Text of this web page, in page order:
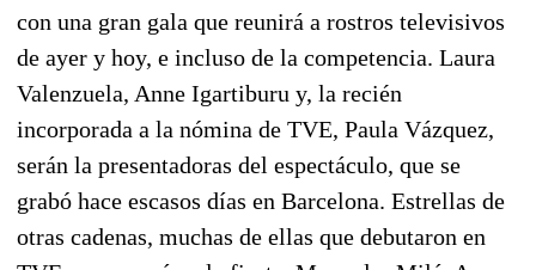
con una gran gala que reunirá a rostros televisivos
de ayer y hoy, e incluso de la competencia. Laura
Valenzuela, Anne Igartiburu y, la recién
incorporada a la nómina de TVE, Paula Vázquez,
serán la presentadoras del espectáculo, que se
grabó hace escasos días en Barcelona. Estrellas de
otras cadenas, muchas de ellas que debutaron en